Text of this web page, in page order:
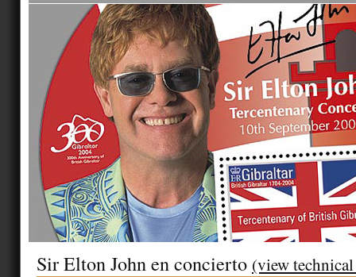
Sir Elton John en concierto (view technical